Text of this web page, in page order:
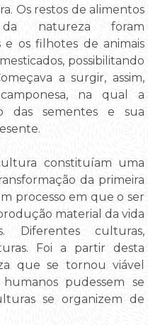
Os restos de alimentos
da natureza foram
e os filhotes de animais
possibilitando
a surgir, assim,
na qual a
das sementes e sua
constituíam uma
da primeira
processo em que o ser
material da vida
Diferentes culturas,
Foi a partir desta
que se tornou viável
pudessem se
se organizem de